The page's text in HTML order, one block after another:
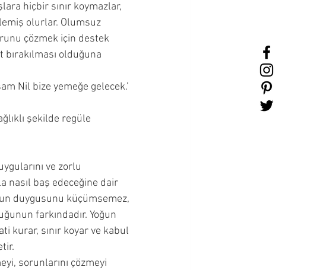
hiçbir sınır koymazlar,
olurlar. Olumsuz
çözmek için destek
olduğuna
Nil bize yemeğe gelecek.’
şekilde regüle
ve zorlu
nasıl baş edeceğine dair
duygusunu küçümsemez,
farkındadır. Yoğun
kurar, sınır koyar ve kabul
sorunlarını çözmeyi